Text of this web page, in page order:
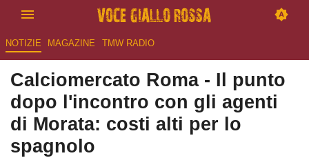
NOTIZIE MAGAZINE TMW RADIO
Calciomercato Roma - Il punto
dopo l'incontro con gli agenti
di Morata: costi alti per lo
spagnolo